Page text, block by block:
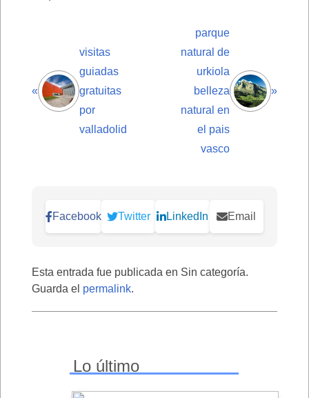
«
visitas
guiadas
gratuitas
por
valladolid
parque
natural de
urkiola
belleza
natural en
el pais
vasco
»
Facebook Twitter LinkedIn Email
Esta entrada fue publicada en Sin categoría.
Guarda el permalink.
Lo último